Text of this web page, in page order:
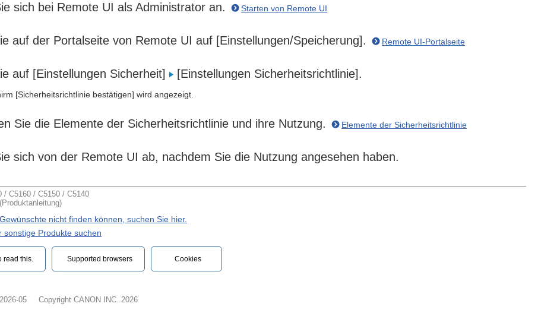
sich bei Remote UI als Administrator an. Starten von Remote UI
auf der Portalseite von Remote UI auf [Einstellungen/Speicherung]. Remote UI-Portalseite
auf [Einstellungen Sicherheit] [Einstellungen Sicherheitsrichtlinie].
[Sicherheitsrichtlinie bestätigen] wird angezeigt.
Sie die Elemente der Sicherheitsrichtlinie und ihre Nutzung. Elemente der Sicherheitsrichtlinie
sich von der Remote UI ab, nachdem Sie die Nutzung angesehen haben.
/ C5160 / C5150 / C5140
nicht finden können, suchen Sie hier.
sonstige Produkte suchen
read this.‎ Supported browsers Cookies
2026-05 Copyright CANON INC. 2026